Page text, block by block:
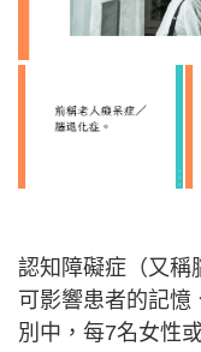
認知障礙症（又稱
可影響患者的記憶
別中，每7名女性